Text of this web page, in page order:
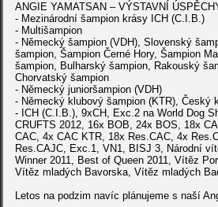
ANGIE YAMATSAN – VÝSTAVNÍ
- Mezinárodní šampion krásy ICH (C.I.B.)
- Multišampion
- Německý šampion (VDH), Slovenský
šampion, Šampion Černé Hory, Šampion
šampion, Bulharský šampion, Rakouský
Chorvatský šampion
- Německý junioršampion (VDH)
- Německý klubový šampion (KTR), Český
- ICH (C.I.B.), 9xCH, Exc.2 na World Dog
CRUFTS 2012, 16x BOB, 24x BOS, 18x
CAC, 4x CAC KTR, 18x Res.CAC, 4x
Res.CAJC, Exc.1, VN1, BISJ 3, Národní
Winner 2011, Best of Queen 2011, Vítěz
Vítěz mladých Bavorska, Vítěz mladých
Letos na podzim navíc plánujeme s naší